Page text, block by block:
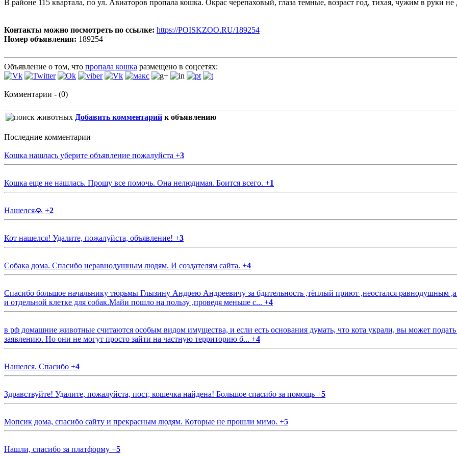
В районе 115 квартала, по ул. Авиаторов пропала кошка. Окрас черепаховый, глаза темные, возраст год, тихая, чужим в руки не
Контакты можно посмотреть по ссылке: https://POISKZOO.RU/189254
Номер объявления: 189254
Объявление о том, что пропала кошка размещено в соцсетях:
Комментарии - (0)
Добавить комментарий к объявлению
Последние комментарии
Кошка нашлась уберите объявление пожалуйста +3
Кошка еще не нашлась. Прошу все помочь. Она нелюдимая. Боится всего. +1
Нашелся🙏 +2
Кот нашелся! Удалите, пожалуйста, объявление! +3
Собака дома. Спасибо неравнодушным людям. И создателям сайта. +4
Спасибо большое начальнику тюрьмы Глызину Андрею Андреевичу за бдительность ,тёплый приют ,неостался равнодушным
и отдельной клетке для собак.Майи пошло на пользу ,проведя меньше с... +4
в рф домашние животные считаются особым видом имущества, и если есть основания думать, что кота украли, вы может
заявлению. Но они не могут просто зайти на частную территорию б... +4
Нашелся. Спасибо +4
Здравствуйте! Удалите, пожалуйста, пост, кошечка найдена! Большое спасибо за помощь +5
Мопсик дома, спасибо сайту и прекрасным людям. Которые не прошли мимо. +5
Нашли, спасибо за платформу +5